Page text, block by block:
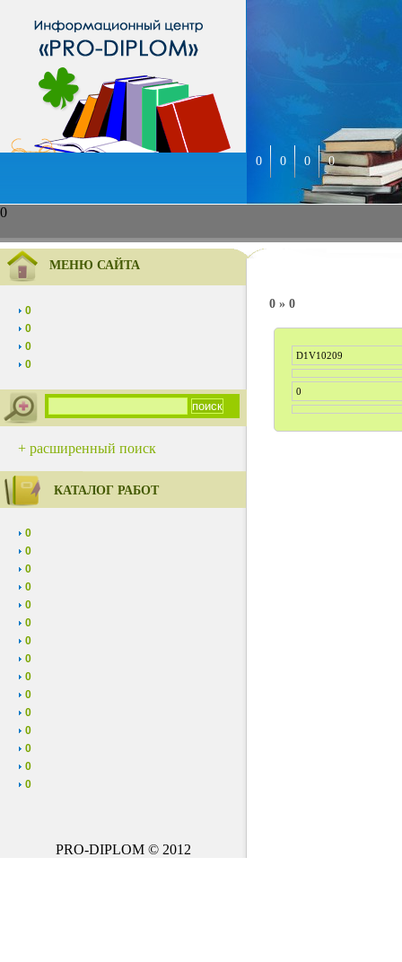
0
0 0 0 0
МЕНЮ САЙТА
0
0
0
0
+ расширенный поиск
КАТАЛОГ РАБОТ
0
0
0
0
0
0
0
0
0
0
0
0
0
0
0
PRO-DIPLOM © 2012
0 » 0
D1V10209
0